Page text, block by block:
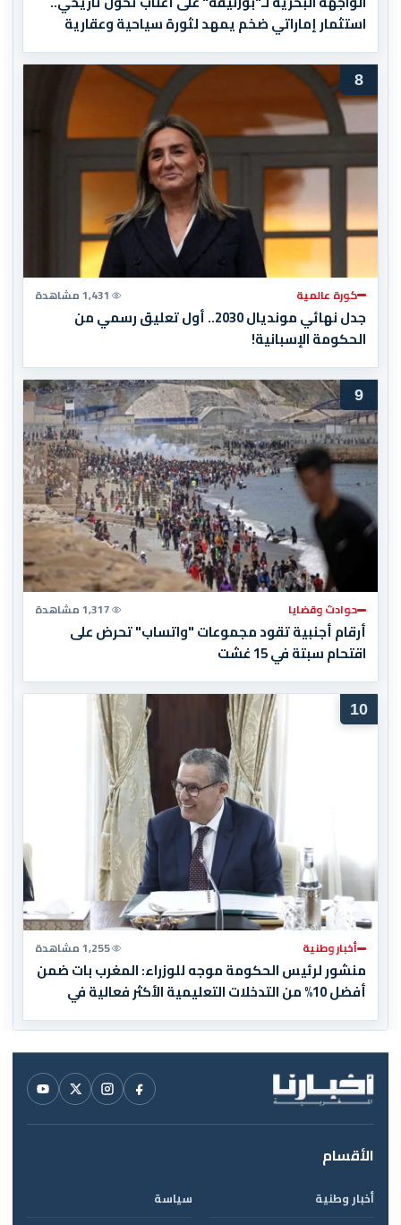
استثمار إماراتي ضخم يمهد لثورة سياحية وعقارية
8
كورة عالمية 1,431 مشاهدة
جدل نهائي مونديال 2030.. أول تعليق رسمي من
الحكومة الإسبانية!
9
حوادث وقضايا 1,317 مشاهدة
أرقام أجنبية تقود مجموعات "واتساب" تحرض على
اقتحام سبتة في 15 غشت
10
أخبار وطنية 1,255 مشاهدة
منشور لرئيس الحكومة موجه للوزراء: المغرب بات ضمن
أفضل 10% من التدخلات التعليمية الأكثر فعالية في
العالم
الأقسام
أخبار وطنية
سياسة